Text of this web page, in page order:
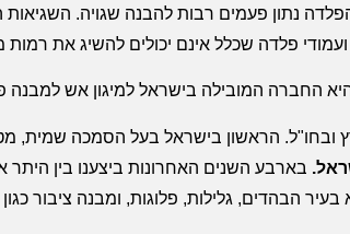
נתון פעמים רבות להבנה שגויה.
פלדה שכלל אינם יכולים להשיג את רמות
החברה המובילה בישראל למיגון אש למבנה
בארבע השנים האחרונות ביצענו בין
הבהדים, גלילות, פלוגות, ומבנה ציבור כגון